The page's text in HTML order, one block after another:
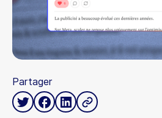
Partager